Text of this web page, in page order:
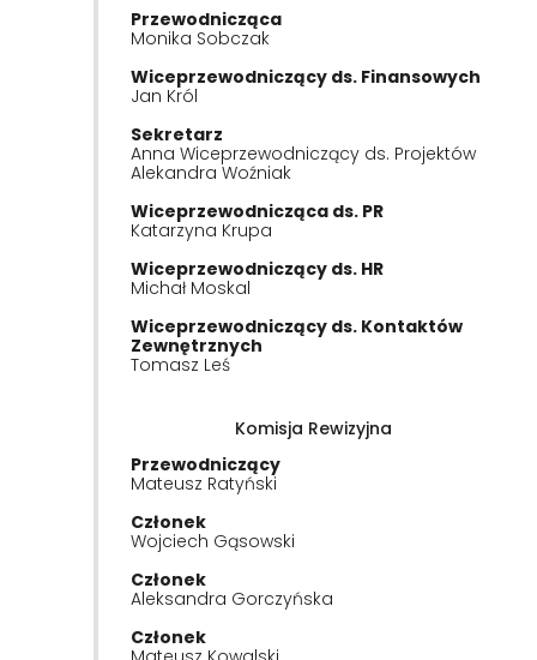
Przewodnicząca
Monika Sobczak
Wiceprzewodniczący ds. Finansowych
Jan Król
Sekretarz
Anna Wiceprzewodniczący ds. Projektów
Alekandra Woźniak
Wiceprzewodnicząca ds. PR
Katarzyna Krupa
Wiceprzewodniczący ds. HR
Michał Moskal
Wiceprzewodniczący ds. Kontaktów
Zewnętrznych
Tomasz Leś
Komisja Rewizyjna
Przewodniczący
Mateusz Ratyński
Członek
Wojciech Gąsowski
Członek
Aleksandra Gorczyńska
Członek